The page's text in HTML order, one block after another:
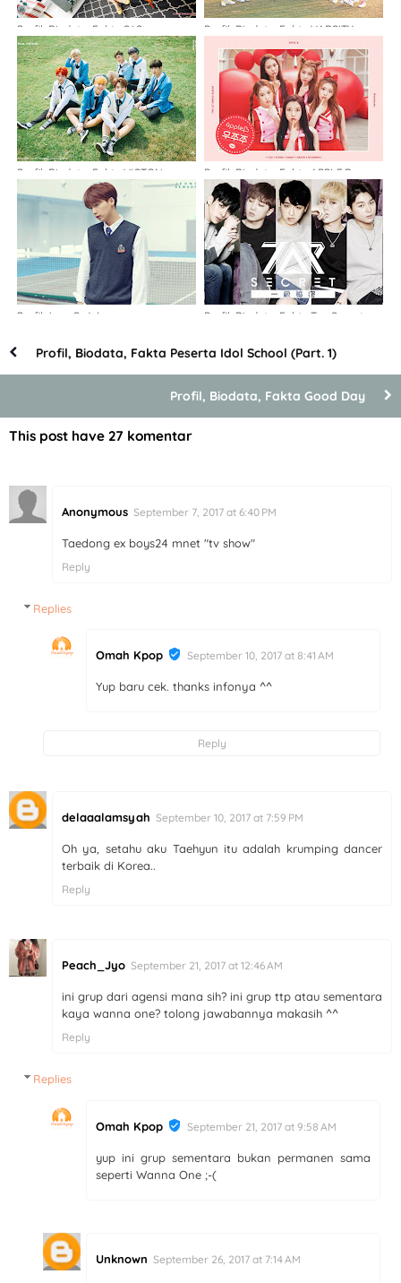
Profil, Biodata, Fakta S.I.S Profil, Biodata, Fakta VARSITY
Profil, Biodata, Fakta VICTON Profil, Biodata, Fakta APPLE.B
Profil Jung Se Woon Profil, Biodata, Fakta Top Secret
Profil, Biodata, Fakta Peserta Idol School (Part. 1)
Profil, Biodata, Fakta Good Day
This post have 27 komentar
Anonymous September 7, 2017 at 6:40 PM
Taedong ex boys24 mnet "tv show"
Reply
Replies
Omah Kpop September 10, 2017 at 8:41 AM
Yup baru cek. thanks infonya ^^
Reply
delaaalamsyah September 10, 2017 at 7:59 PM
Oh ya, setahu aku Taehyun itu adalah krumping dancer
terbaik di Korea..
Reply
Peach_Jyo September 21, 2017 at 12:46 AM
ini grup dari agensi mana sih? ini grup ttp atau sementara
kaya wanna one? tolong jawabannya makasih ^^
Reply
Replies
Omah Kpop September 21, 2017 at 9:58 AM
yup ini grup sementara bukan permanen sama
seperti Wanna One ;-(
Unknown September 26, 2017 at 7:14 AM